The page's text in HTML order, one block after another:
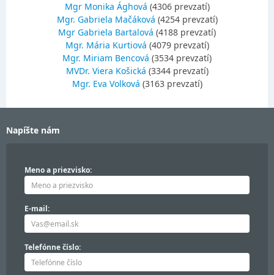
Mgr Monika Ághová (4306 prevzatí)
Mgr. Gabriela Mačáková (4254 prevzatí)
Mgr Gabriela Bartalová (4188 prevzatí)
Mgr. Mária Kurtiová (4079 prevzatí)
Mgr. Miriam Bencová (3534 prevzatí)
MVDr. Viera Košická (3344 prevzatí)
Mgr. Eva Volková (3163 prevzatí)
Napíšte nám
Meno a priezvisko:
E-mail:
Telefónne číslo: